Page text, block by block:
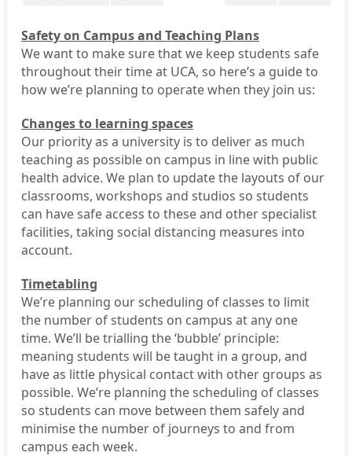
Safety on Campus and Teaching Plans
We want to make sure that we keep students safe
throughout their time at UCA, so here’s a guide to
how we’re planning to operate when they join us:
Changes to learning spaces
Our priority as a university is to deliver as much
teaching as possible on campus in line with public
health advice. We plan to update the layouts of our
classrooms, workshops and studios so students
can have safe access to these and other specialist
facilities, taking social distancing measures into
account.
Timetabling
We’re planning our scheduling of classes to limit
the number of students on campus at any one
time. We’ll be trialling the ‘bubble’ principle:
meaning students will be taught in a group, and
have as little physical contact with other groups as
possible. We’re planning the scheduling of classes
so students can move between them safely and
minimise the number of journeys to and from
campus each week.